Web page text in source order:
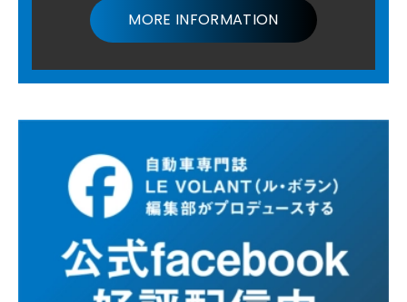
MORE INFORMATION